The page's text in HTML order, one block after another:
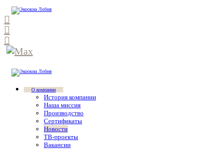
О компании
История компании
Наша миссия
Производство
Сертификаты
Новости
ТВ-проекты
Вакансии